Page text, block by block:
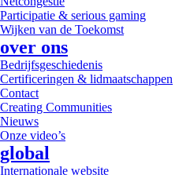
Participatie & serious gaming
Wijken van de Toekomst
over ons
Bedrijfsgeschiedenis
Certificeringen & lidmaatschappen
Contact
Creating Communities
Nieuws
Onze video’s
global
Internationale website